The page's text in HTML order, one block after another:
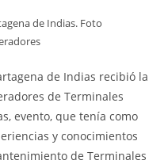
de Indias. Foto
de Indias recibió la
de Terminales
evento, que tenía como
y conocimientos
de Terminales